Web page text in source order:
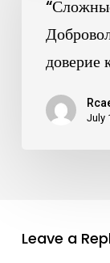
доверие
July
Leave a